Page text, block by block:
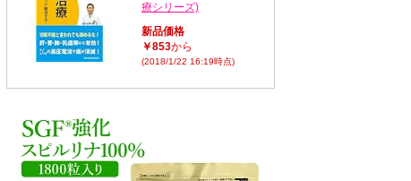
療シリーズ)
新品価格
￥853から
(2018/1/22 16:19時点)